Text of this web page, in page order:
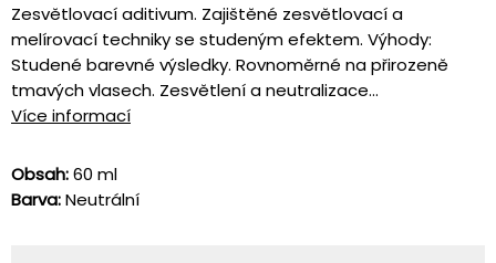
Zesvětlovací aditivum. Zajištěné zesvětlovací a
melírovací techniky se studeným efektem. Výhody:
Studené barevné výsledky. Rovnoměrné na přirozeně
tmavých vlasech. Zesvětlení a neutralizace...
Více informací
Obsah:60 ml
Barva:Neutrální